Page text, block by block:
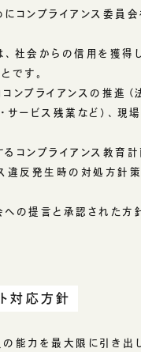
コンプライアンス委員
社会からの信用を獲得
です。
ンプライアンスの推進（
サービス残業など）、現
コンプライアンス教育計
違反発生時の対処方針
の提言と承認された方
対応方針
能力を最大限に引き出